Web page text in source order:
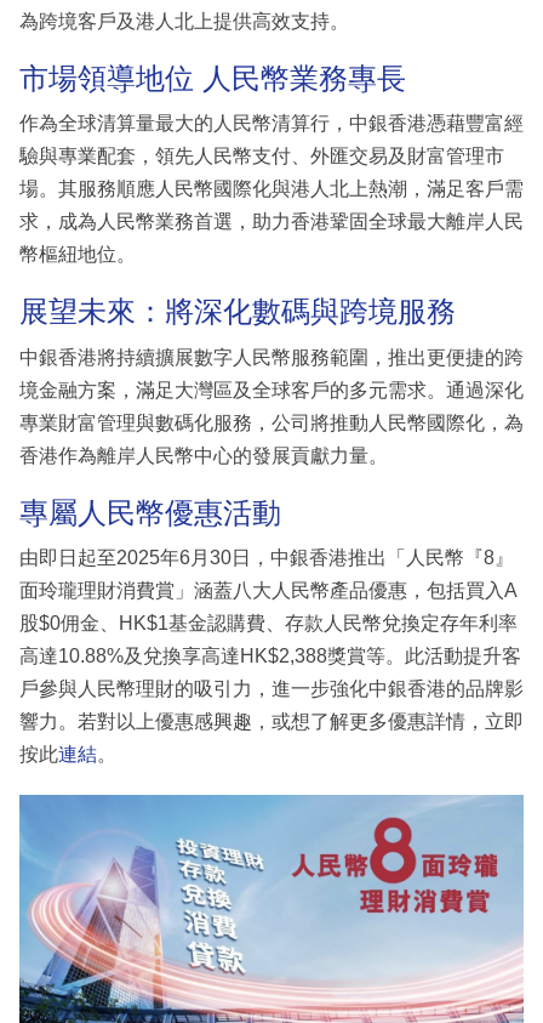
為跨境客戶及港人北上提供高效支持。
市場領導地位 人民幣業務專長
作為全球清算量最大的人民幣清算行，中銀香港憑藉豐富經
驗與專業配套，領先人民幣支付、外匯交易及財富管理市
場。其服務順應人民幣國際化與港人北上熱潮，滿足客戶需
求，成為人民幣業務首選，助力香港鞏固全球最大離岸人民
幣樞紐地位。
展望未來：將深化數碼與跨境服務
中銀香港將持續擴展數字人民幣服務範圍，推出更便捷的跨
境金融方案，滿足大灣區及全球客戶的多元需求。通過深化
專業財富管理與數碼化服務，公司將推動人民幣國際化，為
香港作為離岸人民幣中心的發展貢獻力量。
專屬人民幣優惠活動
由即日起至2025年6月30日，中銀香港推出「人民幣『8』
面玲瓏理財消費賞」涵蓋八大人民幣產品優惠，包括買入A
股$0佣金、HK$1基金認購費、存款人民幣兌換定存年利率
高達10.88%及兌換享高達HK$2,388獎賞等。此活動提升客
戶參與人民幣理財的吸引力，進一步強化中銀香港的品牌影
響力。若對以上優惠感興趣，或想了解更多優惠詳情，立即
按此連結。